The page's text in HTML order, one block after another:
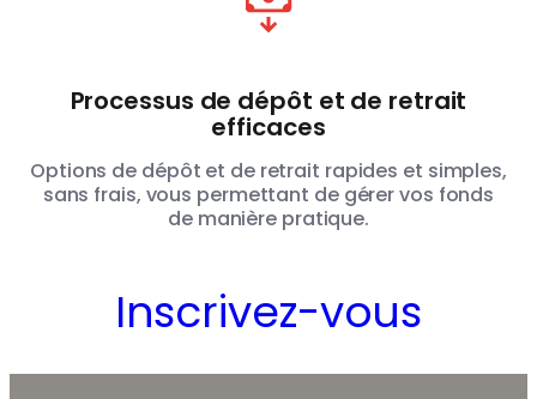
Processus de dépôt et de retrait
efficaces
Options de dépôt et de retrait rapides et simples,
sans frais, vous permettant de gérer vos fonds
de manière pratique.
Inscrivez-vous